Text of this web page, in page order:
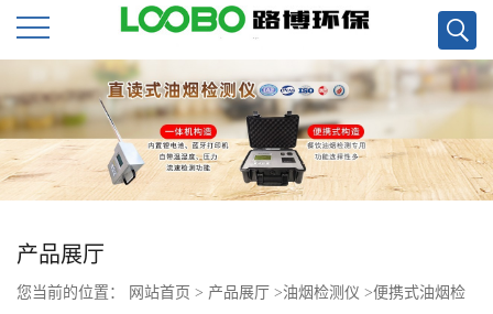
公
司
首
页
公
产品展厅
您当前的位置： 网站首页 > 产品展厅 >油烟检测仪 >便携式油烟检